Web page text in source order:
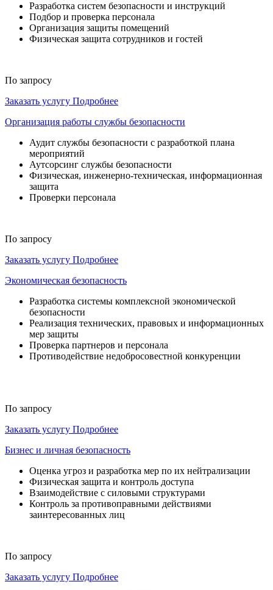
Разработка систем безопасности и инструкций
Подбор и проверка персонала
Организация защиты помещений
Физическая защита сотрудников и гостей
По запросу
Заказать услугу Подробнее
Организация работы службы безопасности
Аудит службы безопасности с разработкой плана
мероприятий
Аутсорсинг службы безопасности
Физическая, инженерно-техническая, информационная
защита
Проверки персонала
По запросу
Заказать услугу Подробнее
Экономическая безопасность
Разработка системы комплексной экономической
безопасности
Реализация технических, правовых и информационных
мер защиты
Проверка партнеров и персонала
Противодействие недобросовестной конкуренции
По запросу
Заказать услугу Подробнее
Бизнес и личная безопасность
Оценка угроз и разработка мер по их нейтрализации
Физическая защита и контроль доступа
Взаимодействие с силовыми структурами
Контроль за противоправными действиями
заинтересованных лиц
По запросу
Заказать услугу Подробнее